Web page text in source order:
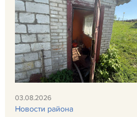
03.08.2026
Новости района